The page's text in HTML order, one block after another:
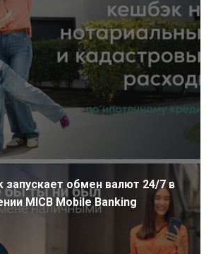
запускает обмен валют 24/7 в
MICB Mobile Banking